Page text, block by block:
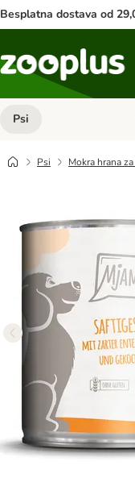
Besplatna dostava od
Psi
Psi Mokra hrana